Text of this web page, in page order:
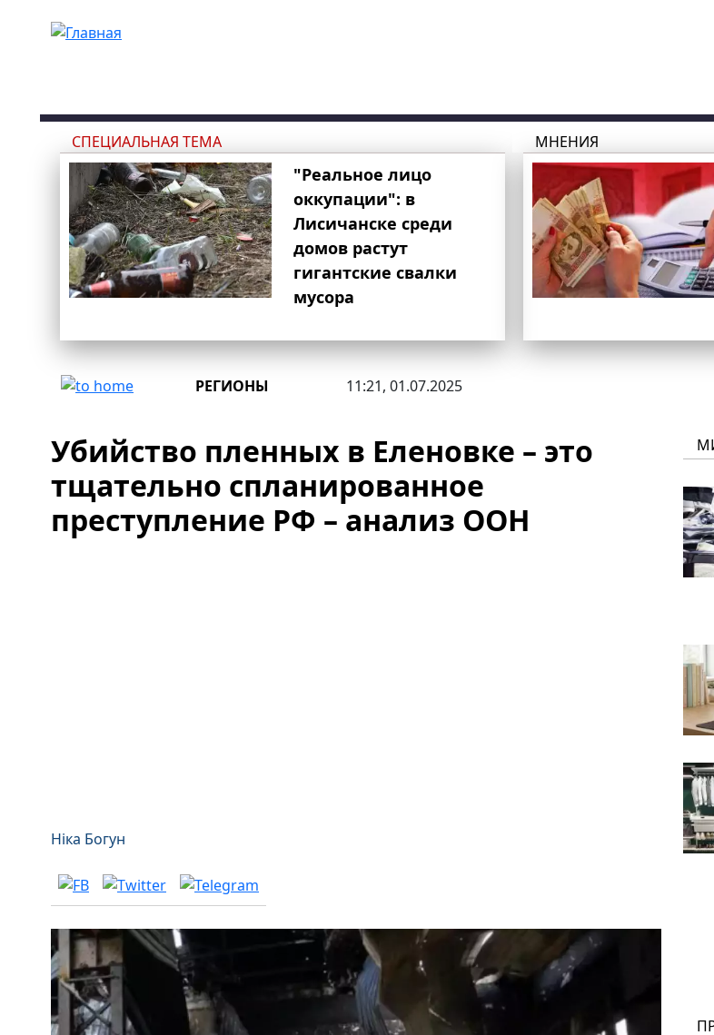
СПЕЦИАЛЬНАЯ ТЕМА
"Реальное лицо
оккупации": в
Лисичанске среди
домов растут
гигантские свалки
мусора
МНЕНИЯ
РЕГИОНЫ 11:21, 01.07.2025
Убийство пленных в Еленовке – это
тщательно спланированное
преступление РФ – анализ ООН
Ніка Богун